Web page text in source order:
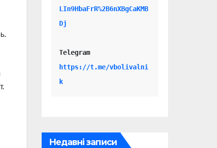
LIn9HbaFrR%2B6nXBgCaKMB
Dj
Telegram
https://t.me/vbolivalni
k
Недавні записи